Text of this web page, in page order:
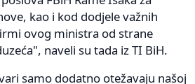
kao i kod dodjele važnih
ovog ministra od strane
naveli su tada iz TI BiH.
samo dodatno otežavaju našoj